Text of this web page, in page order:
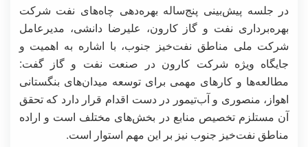
در جلسه پیش‌بینی پنج‌ساله بهره‌دهی چاه‌های نفت شرکت
بهره‌برداری نفت و گاز کارون، علیرضا دانشی، مدیرعامل
شرکت ملی مناطق نفت‌خیز جنوب، با اشاره به اهمیت و
جایگاه ویژه شرکت کارون در صنعت نفت و گاز گفت:
مطالعه‌ها و کارهای مهمی برای توسعه میدان‌های بنگستانی
اهواز، منصوری و آب‌تیمور در دست اقدام قرار دارد که تحقق
آن مستلزم تخصیص منابع در بخش‌های مختلف است و اراده
مناطق نفت‌خیز جنوب نیز بر این مهم استوار است.